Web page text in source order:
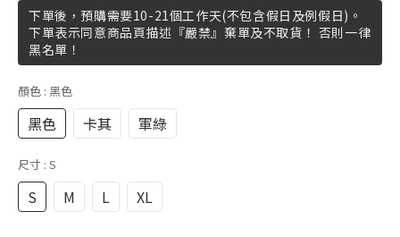
下單後，預購需要10-21個工作天(不包含假日及例假日)。
下單表示同意商品頁描述『嚴禁』棄單及不取貨！ 否則一律
黑名單！
顏色 : 黑色
黑色 卡其 軍綠
尺寸 : S
S M L XL